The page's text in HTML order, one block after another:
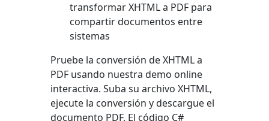
transformar XHTML a PDF para
compartir documentos entre
sistemas
Pruebe la conversión de XHTML a
PDF usando nuestra demo online
interactiva. Suba su archivo XHTML,
ejecute la conversión y descargue el
documento PDF. El código C#